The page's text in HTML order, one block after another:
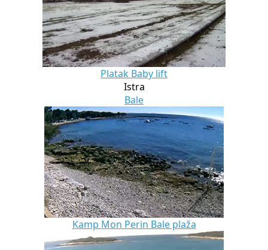
Platak Baby lift
Istra
Bale
Kamp Mon Perin Bale plaža